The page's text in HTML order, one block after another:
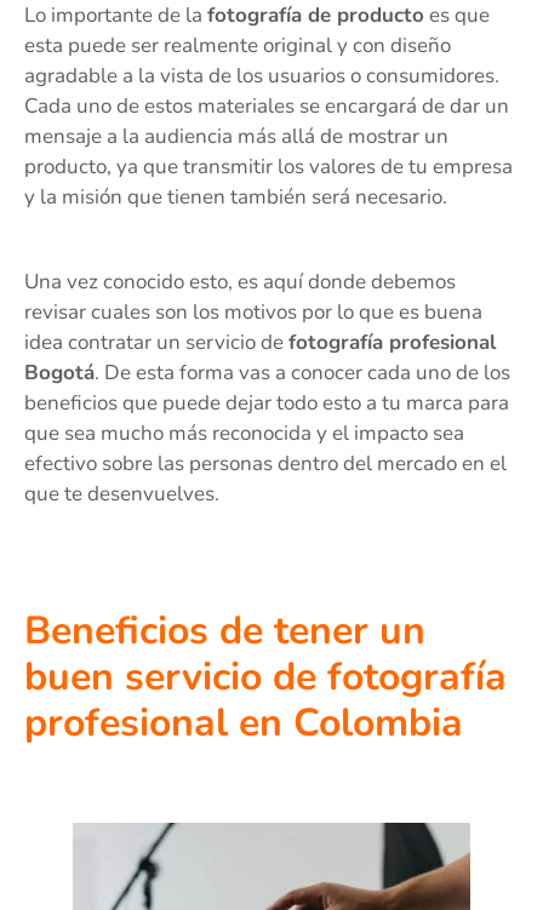
Lo importante de la fotografía de producto es que
esta puede ser realmente original y con diseño
agradable a la vista de los usuarios o consumidores.
Cada uno de estos materiales se encargará de dar un
mensaje a la audiencia más allá de mostrar un
producto, ya que transmitir los valores de tu empresa
y la misión que tienen también será necesario.
Una vez conocido esto, es aquí donde debemos
revisar cuales son los motivos por lo que es buena
idea contratar un servicio defotografía profesional
Bogotá. De esta forma vas a conocer cada uno de los
beneficios que puede dejar todo esto a tu marca para
que sea mucho más reconocida y el impacto sea
efectivo sobre las personas dentro del mercado en el
que te desenvuelves.
Beneficios de tener un
buen servicio de fotografía
profesional en Colombia